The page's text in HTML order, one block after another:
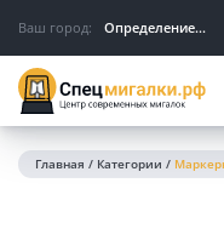
Ваш город: Определение...
Главная / Категории /